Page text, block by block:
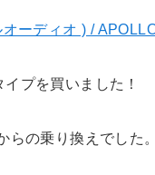
ーディオ ) /
プを買いました！
の乗り換えでした。